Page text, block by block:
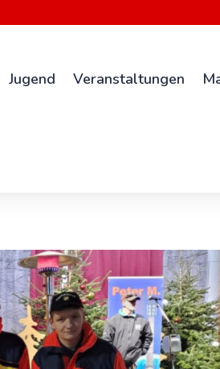
Jugend Veranstaltungen